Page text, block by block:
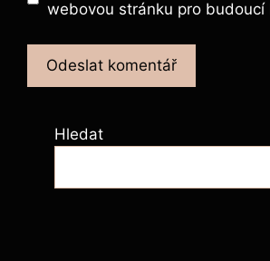
webovou stránku pro budoucí
Hledat